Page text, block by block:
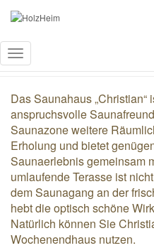
Navigation
Das Saunahaus „Christian“
anspruchsvolle
Saunazone weitere
Erholung und bietet
Saunaerlebnis gemeinsam
umlaufende Terasse ist
dem Saunagang an der
hebt die optisch schöne
Natürlich können Sie
Wochenendhaus nutzen.